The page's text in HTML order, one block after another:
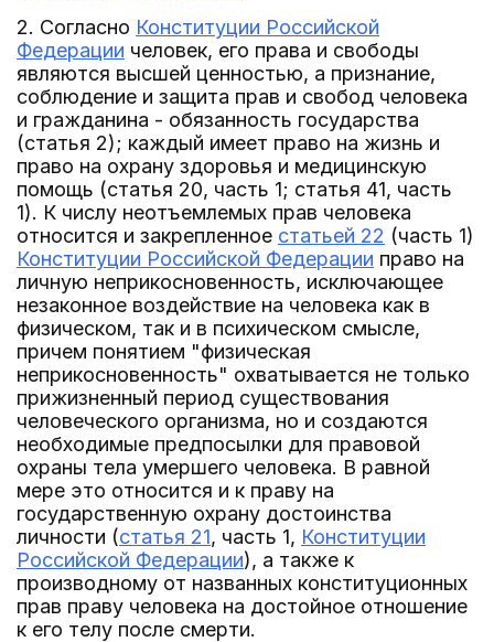
2. Согласно Конституции Российской
Федерации человек, его права и свободы
являются высшей ценностью, а признание,
соблюдение и защита прав и свобод человека
и гражданина - обязанность государства
(статья 2); каждый имеет право на жизнь и
право на охрану здоровья и медицинскую
помощь (статья 20, часть 1; статья 41, часть
1). К числу неотъемлемых прав человека
относится и закрепленное статьей 22 (часть 1)
Конституции Российской Федерации право на
личную неприкосновенность, исключающее
незаконное воздействие на человека как в
физическом, так и в психическом смысле,
причем понятием "физическая
неприкосновенность" охватывается не только
прижизненный период существования
человеческого организма, но и создаются
необходимые предпосылки для правовой
охраны тела умершего человека. В равной
мере это относится и к праву на
государственную охрану достоинства
личности (статья 21, часть 1, Конституции
Российской Федерации), а также к
производному от названных конституционных
прав праву человека на достойное отношение
к его телу после смерти.